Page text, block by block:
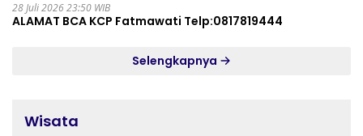
28 Juli 2026 23:50 WIB
ALAMAT BCA KCP Fatmawati Telp:0817819444
Selengkapnya
Wisata